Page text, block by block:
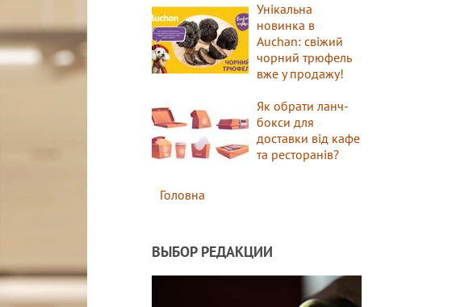
Унікальна
новинка в
Auchan: свіжий
чорний трюфель
вже у продажу!
Як обрати ланч-
бокси для
доставки від кафе
та ресторанів?
Головна
ВЫБОР РЕДАКЦИИ